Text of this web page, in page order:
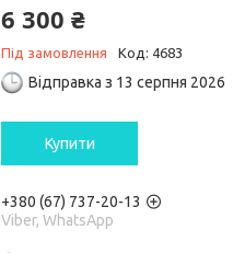
6 300 ₴
Під замовлення Код: 4683
Відправка з 13 серпня 2026
Купити
+380 (67) 737-20-13
Viber, WhatsApp